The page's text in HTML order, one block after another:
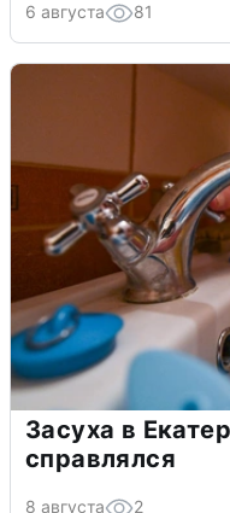
6 августа 81
Засуха в
справлялся
8 августа 2